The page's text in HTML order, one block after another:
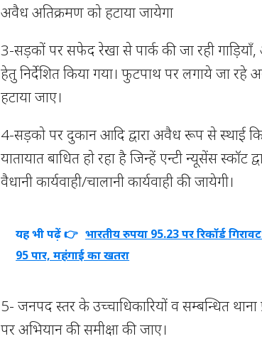
अवैध अतिक्रमण को हटाया जायेगा
3-सड़कों पर सफेद रेखा से पार्क की जा रही
हेतु निर्देशित किया गया। फुटपाथ पर लगाये जा
हटाया जाए।
4-सड़को पर दुकान आदि द्वारा अवैध रूप से स्थाई
यातायात बाधित हो रहा है जिन्हें एन्टी न्यूसेंस स्कॉट
वैधानी कार्यवाही/चालानी कार्यवाही की जायेगी।
यह भी पढ़ें 👉 भारतीय रुपया 95.23 पर रिकॉर्ड
95 पार, महंगाई का खतरा
5- जनपद स्तर के उच्चाधिकारियों व सम्बन्धित थाना
पर अभियान की समीक्षा की जाए।